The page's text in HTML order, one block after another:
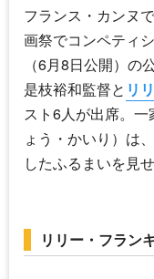
フランス・カンヌ
画祭でコンペティ
（6月8日公開）の
是枝裕和監督と リ
スト6人が出席。
ょう・かいり）は
したふるまいを見せ
リリー・フラン